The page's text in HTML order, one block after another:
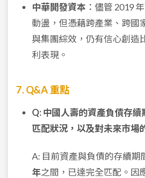
中華開發資本 ：儘管 2019
動盪，但憑藉跨產業、跨國
與集團綜效，仍有信心創造
利表現。
7. Q&A 重點
Q: 中國人壽的資產負債存
匹配狀況，以及對未來市場
A: 目前資產與負債的存續期
年之間，已達完全匹配。因